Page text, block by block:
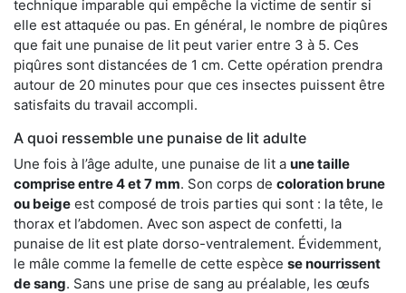
technique imparable qui empêche la victime de sentir si
elle est attaquée ou pas. En général, le nombre de piqûres
que fait une punaise de lit peut varier entre 3 à 5. Ces
piqûres sont distancées de 1 cm. Cette opération prendra
autour de 20 minutes pour que ces insectes puissent être
satisfaits du travail accompli.
A quoi ressemble une punaise de lit adulte
Une fois à l’âge adulte, une punaise de lit a une taille
comprise entre 4 et 7 mm. Son corps de coloration brune
ou beige est composé de trois parties qui sont : la tête, le
thorax et l’abdomen. Avec son aspect de confetti, la
punaise de lit est plate dorso-ventralement. Évidemment,
le mâle comme la femelle de cette espèce se nourrissent
de sang. Sans une prise de sang au préalable, les œufs